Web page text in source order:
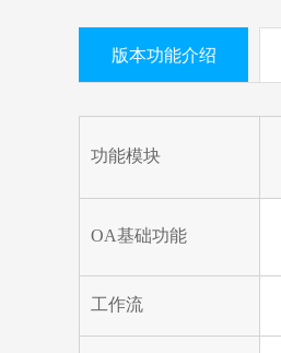
版本功能介绍
功能模块
OA基础功能
工作流